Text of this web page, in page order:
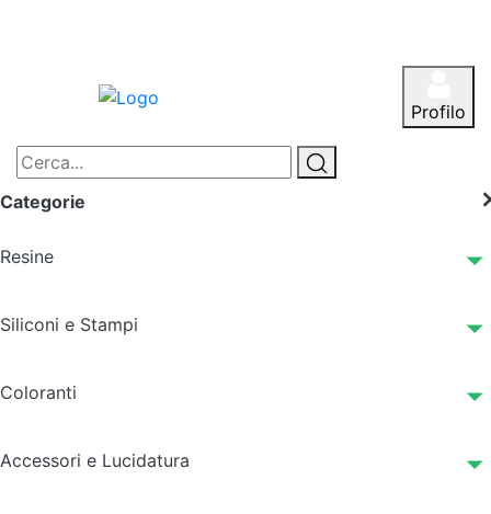
Profilo
Categorie
Resine
Siliconi e Stampi
Coloranti
Accessori e Lucidatura